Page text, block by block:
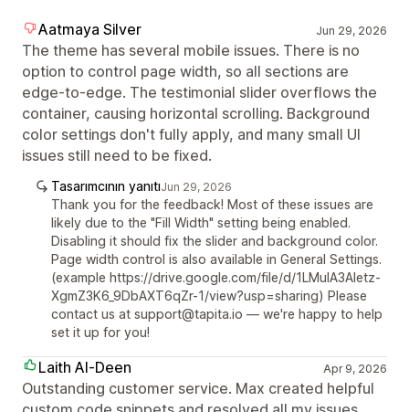
Aatmaya Silver Jun 29, 2026
The theme has several mobile issues. There is no
option to control page width, so all sections are
edge-to-edge. The testimonial slider overflows the
container, causing horizontal scrolling. Background
color settings don't fully apply, and many small UI
issues still need to be fixed.
Tasarımcının yanıtıJun 29, 2026
Thank you for the feedback! Most of these issues are
likely due to the "Fill Width" setting being enabled.
Disabling it should fix the slider and background color.
Page width control is also available in General Settings.
(example https://drive.google.com/file/d/1LMuIA3Aletz-
XgmZ3K6_9DbAXT6qZr-1/view?usp=sharing) Please
contact us at support@tapita.io — we're happy to help
set it up for you!
Laith Al-Deen Apr 9, 2026
Outstanding customer service. Max created helpful